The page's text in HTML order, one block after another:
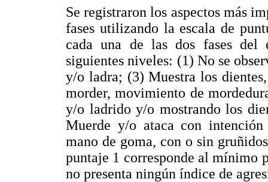
Se registraron los aspectos más
fases utilizando la escala de
cada una de las dos fases del
siguientes niveles: (1) No se
y/o ladra; (3) Muestra los
morder, movimiento de
y/o ladrido y/o mostrando los
Muerde y/o ataca con
mano de goma, con o sin
puntaje 1 corresponde al mínimo
no presenta ningún índice de